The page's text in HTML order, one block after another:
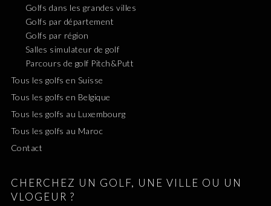
Golfs dans les grandes villes
Golfs par département
Golfs par région
Salles simulateur de golf
Parcours de golf Pitch&Putt
Tous les golfs en Suisse
Tous les golfs en Belgique
Tous les golfs au Luxembourg
Tous les golfs au Maroc
Contact
CHERCHEZ UN GOLF, UNE VILLE OU UN
VLOGEUR ?